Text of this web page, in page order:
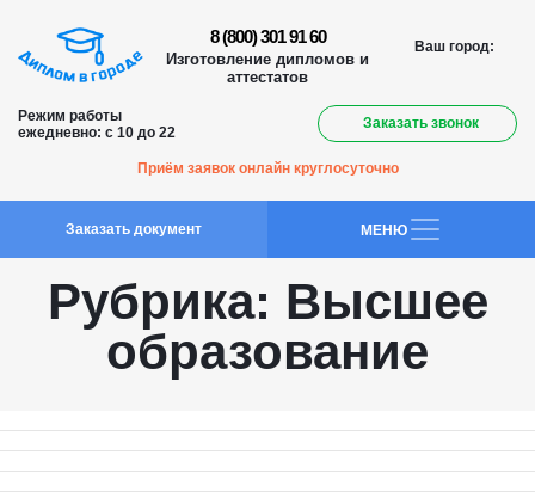
8 (800) 301 91 60
Изготовление дипломов и
аттестатов
Ваш город:
Режим работы
ежедневно: с 10 до 22
Заказать звонок
Приём заявок онлайн круглосуточно
Заказать документ MEНЮ
Рубрика: Высшее
образование